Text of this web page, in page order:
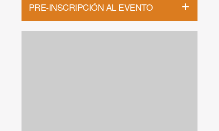
PRE-INSCRIPCIÓN AL EVENTO